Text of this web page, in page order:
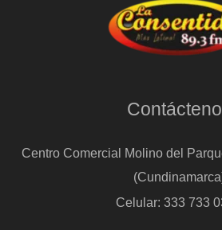
Centro Comercial Molino del
Celular: 333 733